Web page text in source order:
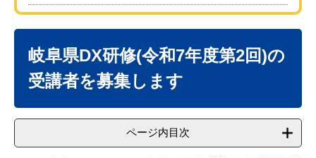
岐阜県DX研修(令和7年度第2回)の
受講者を募集します
ページ内目次